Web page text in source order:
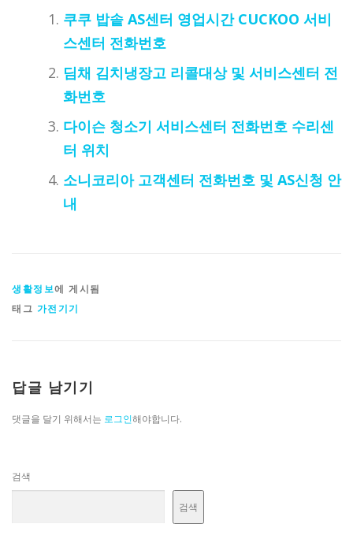
쿠쿠 밥솥 AS센터 영업시간 CUCKOO 서비
스센터 전화번호
딤채 김치냉장고 리콜대상 및 서비스센터 전
화번호
다이슨 청소기 서비스센터 전화번호 수리센
터 위치
소니코리아 고객센터 전화번호 및 AS신청 안
내
생활정보에 게시됨
태그 가전기기
답글 남기기
댓글을 달기 위해서는 로그인해야합니다.
검색
검색